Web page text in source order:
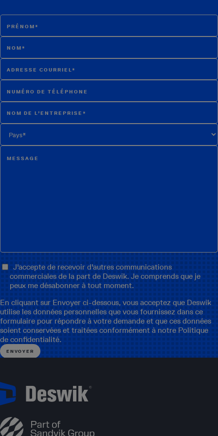
J'accepte de recevoir d'autres communications
commerciales de la part de Deswik. Je comprends que je
peux me désabonner à tout moment.
En cliquant sur Envoyer ci-dessous, vous acceptez que Deswik
utilise les données personnelles que vous fournissez dans ce
formulaire pour répondre à votre demande et que ces données
soient conservées et traitées conformément à notre Politique
de confidentialité.